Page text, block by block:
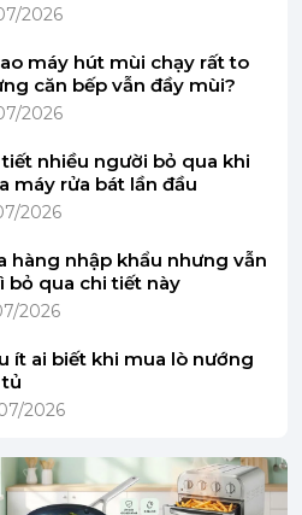
tính minh họa)
tự động mở chỉ với 2 lần
2026
máy hút mùi chạy rất to
căn bếp vẫn đầy mùi?
2026
tiết nhiều người bỏ qua khi
máy rửa bát lần đầu
2026
hàng nhập khẩu nhưng vẫn
bỏ qua chi tiết này
2026
ít ai biết khi mua lò nướng
2026